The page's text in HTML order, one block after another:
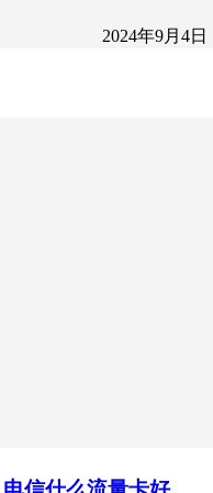
2024年9月4日